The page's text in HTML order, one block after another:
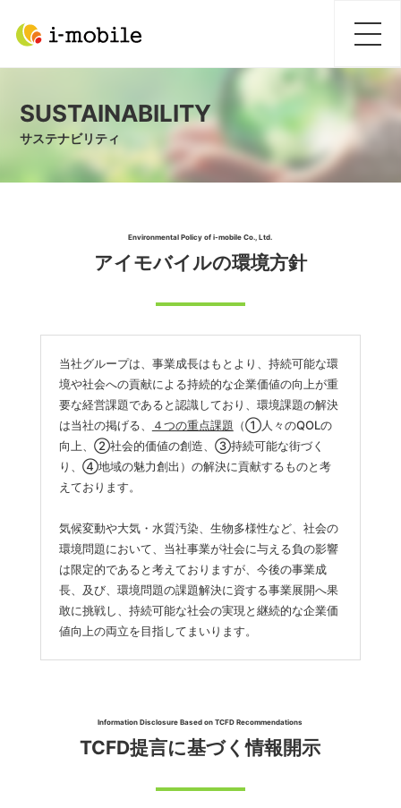
SUSTAINABILITY
サステナビリティ
Environmental Policy of i-mobile Co., Ltd.
アイモバイルの環境方針
当社グループは、事業成長はもとより、持続可能な環
境や社会への貢献による持続的な企業価値の向上が重
要な経営課題であると認識しており、環境課題の解決
は当社の掲げる、
４つの重点課題
（①人々のQOLの
向上、②社会的価値の創造、③持続可能な街づく
り、④地域の魅力創出）の解決に貢献するものと考
えております。
気候変動や大気・水質汚染、生物多様性など、社会の
環境問題において、当社事業が社会に与える負の影響
は限定的であると考えておりますが、今後の事業成
長、及び、環境問題の課題解決に資する事業展開へ果
敢に挑戦し、持続可能な社会の実現と継続的な企業価
値向上の両立を目指してまいります。
Information Disclosure Based on TCFD Recommendations
TCFD提言に基づく情報開示